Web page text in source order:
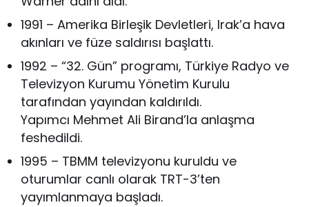
1991 – Amerika Birleşik Devletleri, Irak’a hava
akınları ve füze saldırısı başlattı.
1992 – “32. Gün” programı, Türkiye Radyo ve
Televizyon Kurumu Yönetim Kurulu
tarafından yayından kaldırıldı.
Yapımcı Mehmet Ali Birand’la anlaşma
feshedildi.
1995 – TBMM televizyonu kuruldu ve
oturumlar canlı olarak TRT-3’ten
yayımlanmaya başladı.